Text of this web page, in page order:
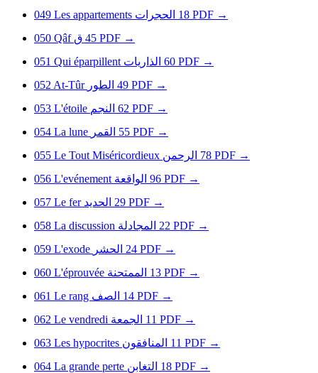
049 Les appartements الحجرات 18 PDF →
050 Qâf ق 45 PDF →
051 Qui éparpillent الذاريات 60 PDF →
052 At-Tûr الطور 49 PDF →
053 L'étoile النجم 62 PDF →
054 La lune القمر 55 PDF →
055 Le Tout Miséricordieux الرحمن 78 PDF →
056 L'evénement الواقعة 96 PDF →
057 Le fer الحديد 29 PDF →
058 La discussion المجادلة 22 PDF →
059 L'exode الحشر 24 PDF →
060 L'éprouvée الممتحنة 13 PDF →
061 Le rang الصف 14 PDF →
062 Le vendredi الجمعة 11 PDF →
063 Les hypocrites المنافقون 11 PDF →
064 La grande perte التغابن 18 PDF →